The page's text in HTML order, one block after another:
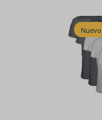
Nuevo